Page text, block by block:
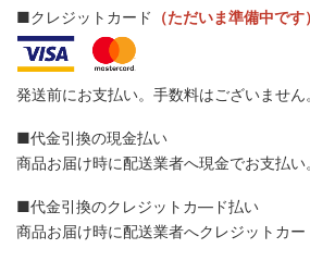
■クレジットカード （ただいま準備中です）
発送前にお支払い。手数料はございません
■代金引換の現金払い
商品お届け時に配送業者へ現金でお支払い
■代金引換のクレジットカ―ド払い
商品お届け時に配送業者へクレジットカー